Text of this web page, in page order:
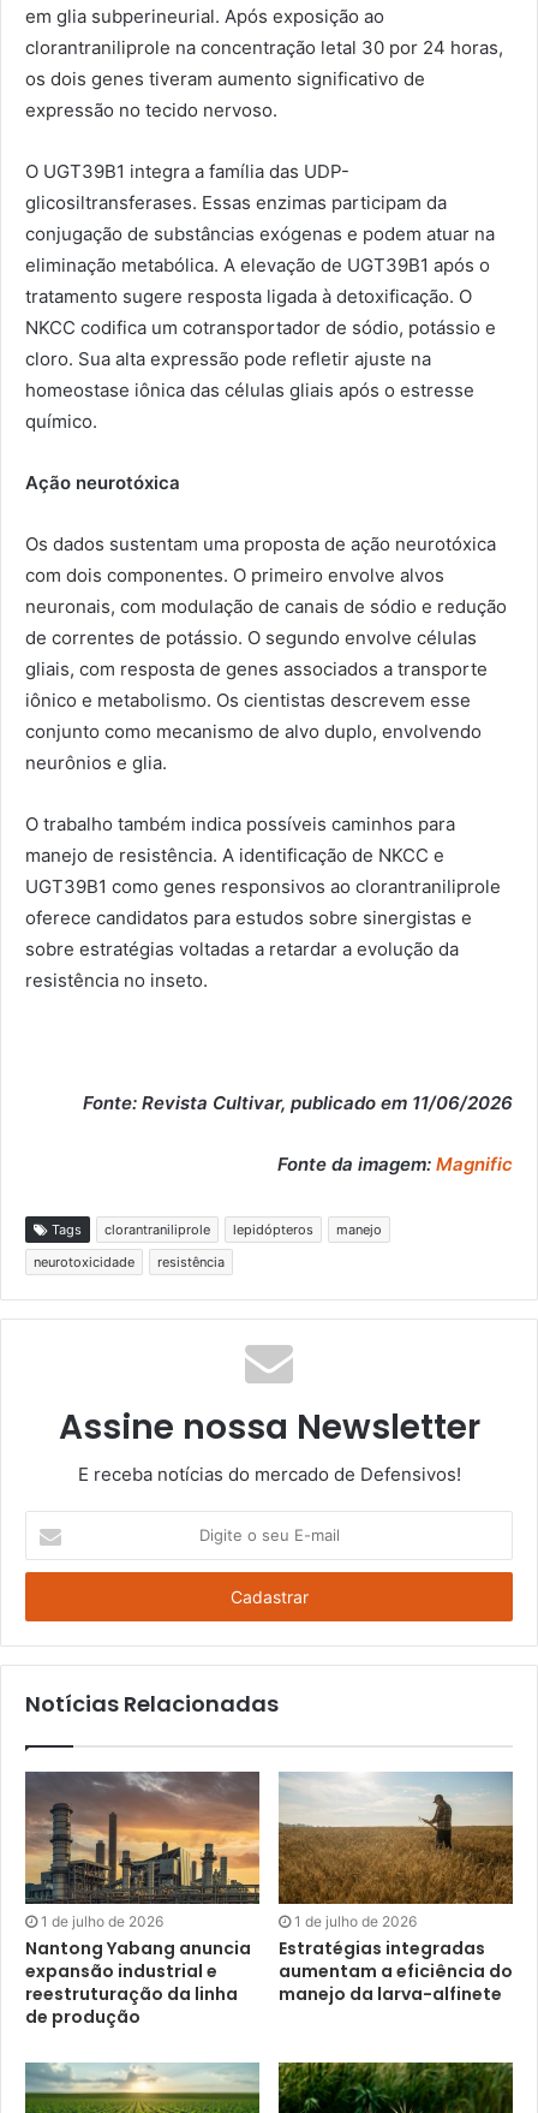
em glia subperineurial. Após exposição ao
clorantraniliprole na concentração letal 30 por 24 horas,
os dois genes tiveram aumento significativo de
expressão no tecido nervoso.
O UGT39B1 integra a família das UDP-
glicosiltransferases. Essas enzimas participam da
conjugação de substâncias exógenas e podem atuar na
eliminação metabólica. A elevação de UGT39B1 após o
tratamento sugere resposta ligada à detoxificação. O
NKCC codifica um cotransportador de sódio, potássio e
cloro. Sua alta expressão pode refletir ajuste na
homeostase iônica das células gliais após o estresse
químico.
Ação neurotóxica
Os dados sustentam uma proposta de ação neurotóxica
com dois componentes. O primeiro envolve alvos
neuronais, com modulação de canais de sódio e redução
de correntes de potássio. O segundo envolve células
gliais, com resposta de genes associados a transporte
iônico e metabolismo. Os cientistas descrevem esse
conjunto como mecanismo de alvo duplo, envolvendo
neurônios e glia.
O trabalho também indica possíveis caminhos para
manejo de resistência. A identificação de NKCC e
UGT39B1 como genes responsivos ao clorantraniliprole
oferece candidatos para estudos sobre sinergistas e
sobre estratégias voltadas a retardar a evolução da
resistência no inseto.
Fonte: Revista Cultivar, publicado em 11/06/2026
Fonte da imagem: Magnific
Tags clorantraniliprole lepidópteros
manejo
neurotoxicidade
resistência
Assine nossa Newsletter
E receba notícias do mercado de Defensivos!
seu
mail
Notícias Relacionadas
1 de julho de 2026
Nantong Yabang anuncia
expansão industrial e
reestruturação da linha
de produção
1 de julho de 2026
Estratégias integradas
aumentam a eficiência do
manejo da larva-alfinete